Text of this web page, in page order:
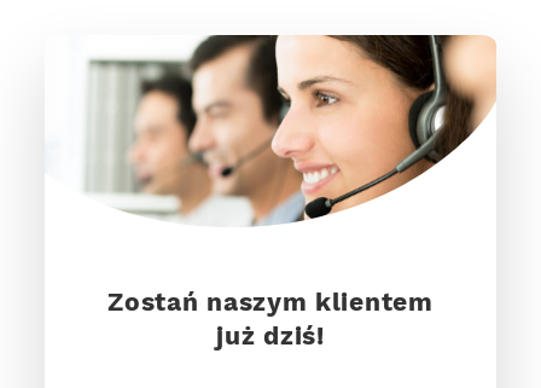
Zostań naszym klientem
już dziś!